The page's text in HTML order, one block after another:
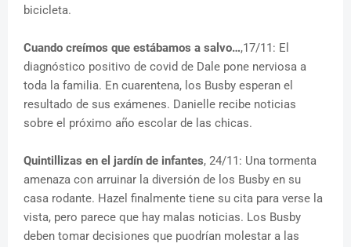
bicicleta.
Cuando creímos que estábamos a salvo…,17/11: El
diagnóstico positivo de covid de Dale pone nerviosa a
toda la familia. En cuarentena, los Busby esperan el
resultado de sus exámenes. Danielle recibe noticias
sobre el próximo año escolar de las chicas.
Quintillizas en el jardín de infantes, 24/11: Una tormenta
amenaza con arruinar la diversión de los Busby en su
casa rodante. Hazel finalmente tiene su cita para verse la
vista, pero parece que hay malas noticias. Los Busby
deben tomar decisiones que puodrían molestar a las